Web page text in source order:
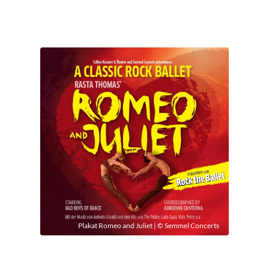
Plakat Romeo and Juliet | © Semmel Concerts